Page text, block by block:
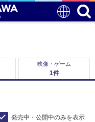
映像・ゲーム
1件
発売中・公開中のみを表示